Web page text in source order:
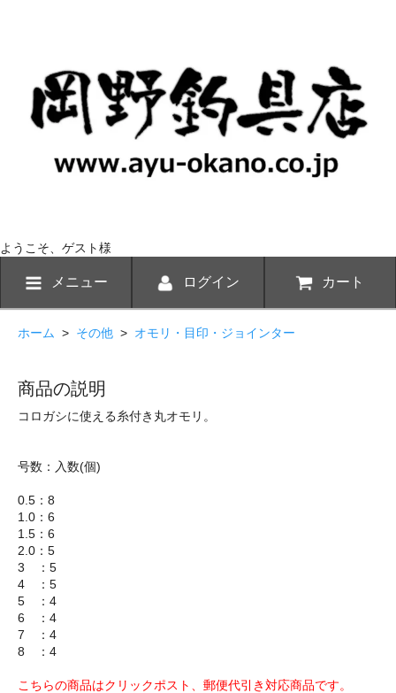
ようこそ、ゲスト様
メニュー ログイン カート
ホーム > その他 > オモリ・目印・ジョインター
商品の説明
コロガシに使える糸付き丸オモリ。
号数：入数(個)
0.5：8
1.0：6
1.5：6
2.0：5
3 ：5
4 ：5
5 ：4
6 ：4
7 ：4
8 ：4
こちらの商品はクリックポスト、郵便代引き対応商品です。